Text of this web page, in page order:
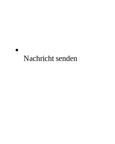
Nachricht senden